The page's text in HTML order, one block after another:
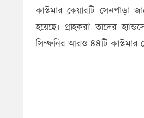
কাস্টমার কেয়ারটি সেনপাড়া
হয়েছে। গ্রাহকরা তাদের
সিম্ফনির আরও ৪৪টি কাস্টমার